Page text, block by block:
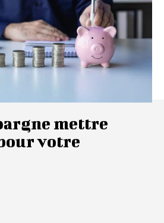
mettre
votre